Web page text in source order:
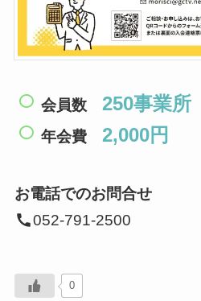
会員数 250事業所
年会費 2,000円
お電話でのお問合せ
052-791-2500
0